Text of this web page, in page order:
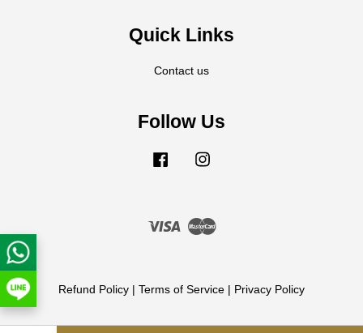
Quick Links
Contact us
Follow Us
Facebook
Visa Master
Refund Policy Terms of Service Privacy Policy